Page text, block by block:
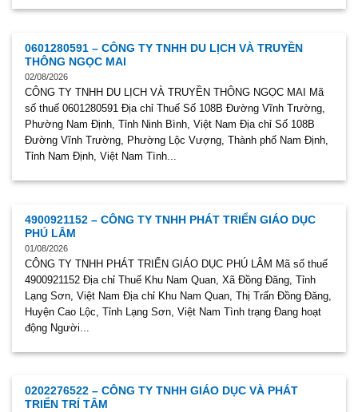
0601280591 – CÔNG TY TNHH DU LỊCH VÀ TRUYỀN
THÔNG NGỌC MAI
02/08/2026
CÔNG TY TNHH DU LỊCH VÀ TRUYỀN THÔNG NGỌC MAI Mã
số thuế 0601280591 Địa chỉ Thuế Số 108B Đường Vĩnh Trường,
Phường Nam Định, Tỉnh Ninh Bình, Việt Nam Địa chỉ Số 108B
Đường Vĩnh Trường, Phường Lộc Vượng, Thành phố Nam Định,
Tỉnh Nam Định, Việt Nam Tình...
4900921152 – CÔNG TY TNHH PHÁT TRIỂN GIÁO DỤC
PHÚ LÂM
01/08/2026
CÔNG TY TNHH PHÁT TRIỂN GIÁO DỤC PHÚ LÂM Mã số thuế
4900921152 Địa chỉ Thuế Khu Nam Quan, Xã Đồng Đăng, Tỉnh
Lạng Sơn, Việt Nam Địa chỉ Khu Nam Quan, Thị Trấn Đồng Đăng,
Huyện Cao Lộc, Tỉnh Lạng Sơn, Việt Nam Tình trạng Đang hoạt
động Người...
0202276522 – CÔNG TY TNHH GIÁO DỤC VÀ PHÁT
TRIỂN TRÍ TÂM